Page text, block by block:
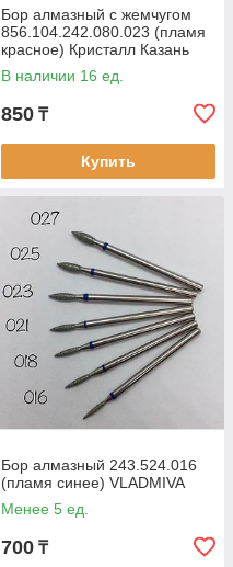
Бор алмазный с жемчугом
856.104.242.080.023 (пламя
красное) Кристалл Казань
В наличии 16 ед.
850 ₸
Купить
Бор алмазный 243.524.016
(пламя синее) VLADMIVA
Менее 5 ед.
700 ₸